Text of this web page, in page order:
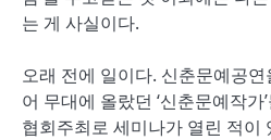
는 게 사실이다.
오래 전에 일이다. 신춘문예공
어 무대에 올랐던 ‘신춘문예작
협회주최로 세미나가 열린 적이